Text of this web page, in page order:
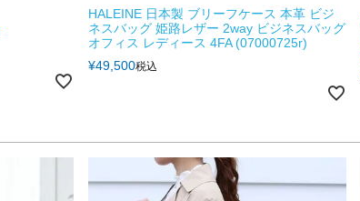
HALEINE 日本製 ブリーフケース 本革 ビジ
ネスバッグ 姫路レザー 2way ビジネスバッグ
オフィス レディース 4FA (07000725r)
¥49,500税込